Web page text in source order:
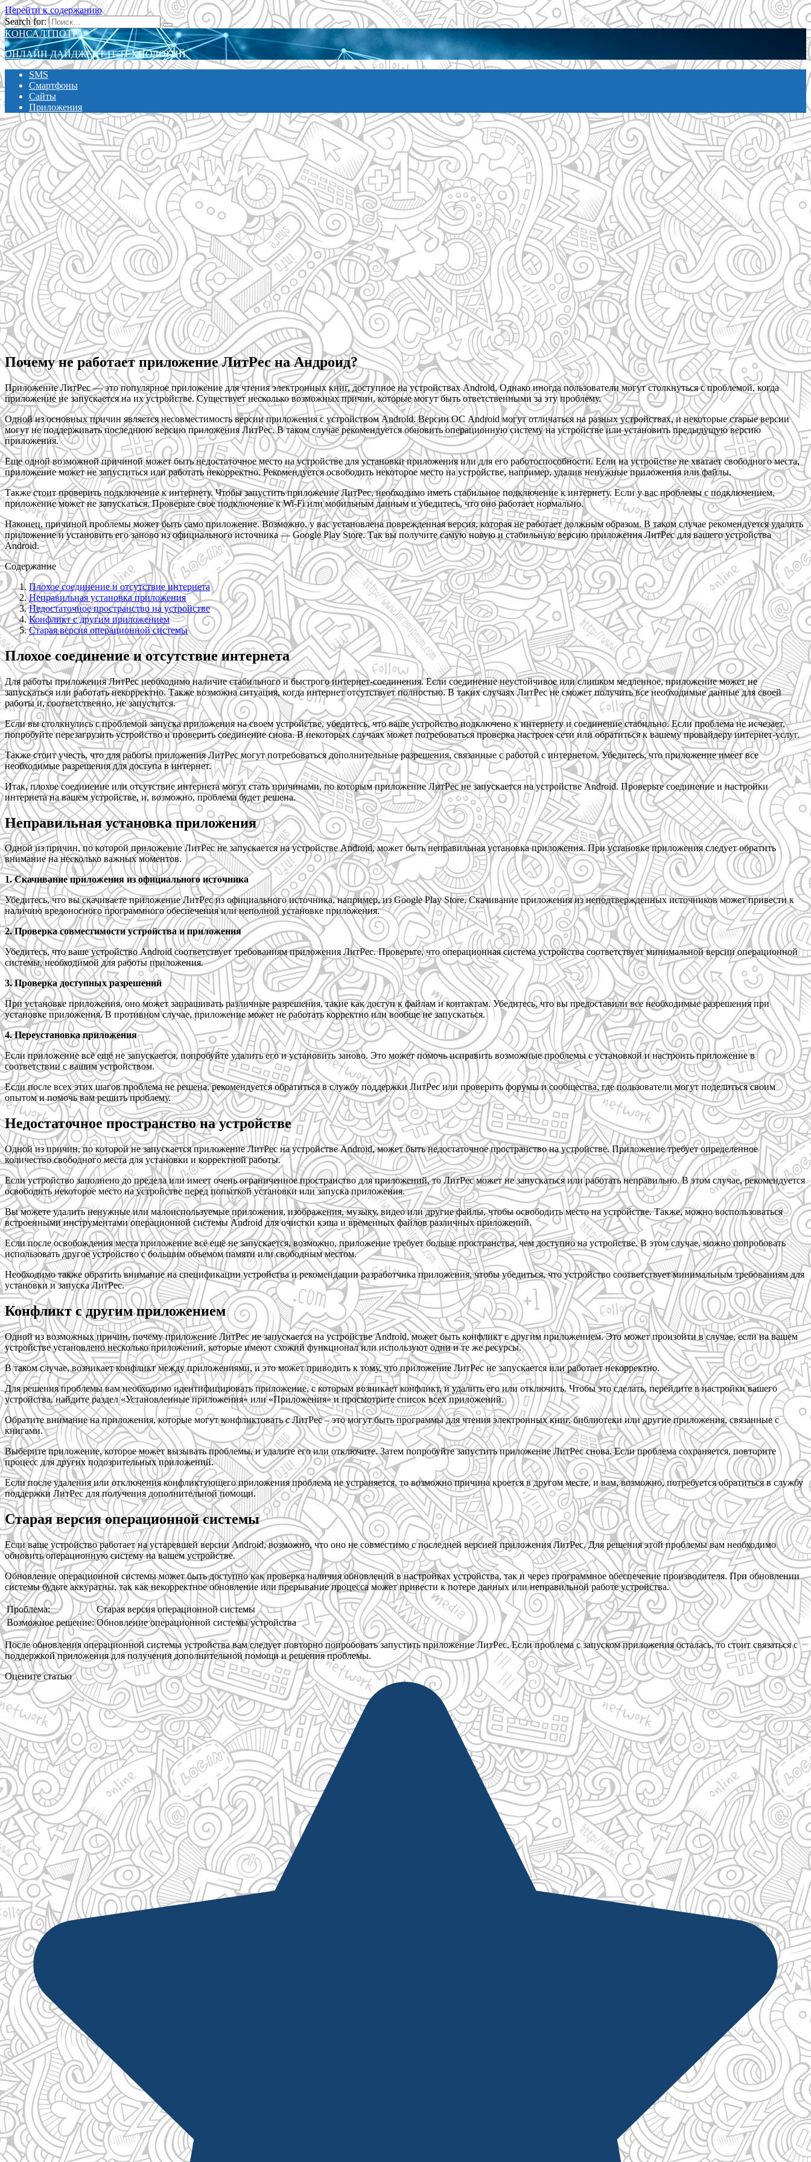
Перейти к содержанию
Search for:
КОНСАЛТПОТРА
ОНЛАЙН ДАЙДЖЕСТ IT-ТЕХНОЛОГИЙ
SMS
Смартфоны
Сайты
Приложения
Почему не работает приложение ЛитРес на Андроид?
Приложение ЛитРес — это популярное приложение для чтения электронных книг, доступное на устройствах Android. Однако иногда пользователи могут столкнуться с проблемой, когда
приложение не запускается на их устройстве. Существует несколько возможных причин, которые могут быть ответственными за эту проблему.
Одной из основных причин является несовместимость версии приложения с устройством Android. Версии ОС Android могут отличаться на разных устройствах, и некоторые старые версии
могут не поддерживать последнюю версию приложения ЛитРес. В таком случае рекомендуется обновить операционную систему на устройстве или установить предыдущую версию
приложения.
Еще одной возможной причиной может быть недостаточное место на устройстве для установки приложения или для его работоспособности. Если на устройстве не хватает свободного места,
приложение может не запуститься или работать некорректно. Рекомендуется освободить некоторое место на устройстве, например, удалив ненужные приложения или файлы.
Также стоит проверить подключение к интернету. Чтобы запустить приложение ЛитРес, необходимо иметь стабильное подключение к интернету. Если у вас проблемы с подключением,
приложение может не запускаться. Проверьте свое подключение к Wi-Fi или мобильным данным и убедитесь, что оно работает нормально.
Наконец, причиной проблемы может быть само приложение. Возможно, у вас установлена поврежденная версия, которая не работает должным образом. В таком случае рекомендуется удалить
приложение и установить его заново из официального источника — Google Play Store. Так вы получите самую новую и стабильную версию приложения ЛитРес для вашего устройства
Android.
Содержание
Плохое соединение и отсутствие интернета
Неправильная установка приложения
Недостаточное пространство на устройстве
Конфликт с другим приложением
Старая версия операционной системы
Плохое соединение и отсутствие интернета
Для работы приложения ЛитРес необходимо наличие стабильного и быстрого интернет-соединения. Если соединение неустойчивое или слишком медленное, приложение может не
запускаться или работать некорректно. Также возможна ситуация, когда интернет отсутствует полностью. В таких случаях ЛитРес не сможет получить все необходимые данные для своей
работы и, соответственно, не запустится.
Если вы столкнулись с проблемой запуска приложения на своем устройстве, убедитесь, что ваше устройство подключено к интернету и соединение стабильно. Если проблема не исчезает,
попробуйте перезагрузить устройство и проверить соединение снова. В некоторых случаях может потребоваться проверка настроек сети или обратиться к вашему провайдеру интернет-услуг.
Также стоит учесть, что для работы приложения ЛитРес могут потребоваться дополнительные разрешения, связанные с работой с интернетом. Убедитесь, что приложение имеет все
необходимые разрешения для доступа в интернет.
Итак, плохое соединение или отсутствие интернета могут стать причинами, по которым приложение ЛитРес не запускается на устройстве Android. Проверьте соединение и настройки
интернета на вашем устройстве, и, возможно, проблема будет решена.
Неправильная установка приложения
Одной из причин, по которой приложение ЛитРес не запускается на устройстве Android, может быть неправильная установка приложения. При установке приложения следует обратить
внимание на несколько важных моментов.
1. Скачивание приложения из официального источника
Убедитесь, что вы скачиваете приложение ЛитРес из официального источника, например, из Google Play Store. Скачивание приложения из неподтвержденных источников может привести к
наличию вредоносного программного обеспечения или неполной установке приложения.
2. Проверка совместимости устройства и приложения
Убедитесь, что ваше устройство Android соответствует требованиям приложения ЛитРес. Проверьте, что операционная система устройства соответствует минимальной версии операционной
системы, необходимой для работы приложения.
3. Проверка доступных разрешений
При установке приложения, оно может запрашивать различные разрешения, такие как доступ к файлам и контактам. Убедитесь, что вы предоставили все необходимые разрешения при
установке приложения. В противном случае, приложение может не работать корректно или вообще не запускаться.
4. Переустановка приложения
Если приложение всё ещё не запускается, попробуйте удалить его и установить заново. Это может помочь исправить возможные проблемы с установкой и настроить приложение в
соответствии с вашим устройством.
Если после всех этих шагов проблема не решена, рекомендуется обратиться в службу поддержки ЛитРес или проверить форумы и сообщества, где пользователи могут поделиться своим
опытом и помочь вам решить проблему.
Недостаточное пространство на устройстве
Одной из причин, по которой не запускается приложение ЛитРес на устройстве Android, может быть недостаточное пространство на устройстве. Приложение требует определенное
количество свободного места для установки и корректной работы.
Если устройство заполнено до предела или имеет очень ограниченное пространство для приложений, то ЛитРес может не запускаться или работать неправильно. В этом случае, рекомендуется
освободить некоторое место на устройстве перед попыткой установки или запуска приложения.
Вы можете удалить ненужные или малоиспользуемые приложения, изображения, музыку, видео или другие файлы, чтобы освободить место на устройстве. Также, можно воспользоваться
встроенными инструментами операционной системы Android для очистки кэша и временных файлов различных приложений.
Если после освобождения места приложение всё ещё не запускается, возможно, приложение требует больше пространства, чем доступно на устройстве. В этом случае, можно попробовать
использовать другое устройство с большим объемом памяти или свободным местом.
Необходимо также обратить внимание на спецификации устройства и рекомендации разработчика приложения, чтобы убедиться, что устройство соответствует минимальным требованиям для
установки и запуска ЛитРес.
Конфликт с другим приложением
Одной из возможных причин, почему приложение ЛитРес не запускается на устройстве Android, может быть конфликт с другим приложением. Это может произойти в случае, если на вашем
устройстве установлено несколько приложений, которые имеют схожий функционал или используют одни и те же ресурсы.
В таком случае, возникает конфликт между приложениями, и это может приводить к тому, что приложение ЛитРес не запускается или работает некорректно.
Для решения проблемы вам необходимо идентифицировать приложение, с которым возникает конфликт, и удалить его или отключить. Чтобы это сделать, перейдите в настройки вашего
устройства, найдите раздел «Установленные приложения» или «Приложения» и просмотрите список всех приложений.
Обратите внимание на приложения, которые могут конфликтовать с ЛитРес – это могут быть программы для чтения электронных книг, библиотеки или другие приложения, связанные с
книгами.
Выберите приложение, которое может вызывать проблемы, и удалите его или отключите. Затем попробуйте запустить приложение ЛитРес снова. Если проблема сохраняется, повторите
процесс для других подозрительных приложений.
Если после удаления или отключения конфликтующего приложения проблема не устраняется, то возможно причина кроется в другом месте, и вам, возможно, потребуется обратиться в службу
поддержки ЛитРес для получения дополнительной помощи.
Старая версия операционной системы
Если ваше устройство работает на устаревшей версии Android, возможно, что оно не совместимо с последней версией приложения ЛитРес. Для решения этой проблемы вам необходимо
обновить операционную систему на вашем устройстве.
Обновление операционной системы может быть доступно как проверка наличия обновлений в настройках устройства, так и через программное обеспечение производителя. При обновлении
системы будьте аккуратны, так как некорректное обновление или прерывание процесса может привести к потере данных или неправильной работе устройства.
Проблема:
Старая версия операционной системы
Возможное решение: Обновление операционной системы устройства
После обновления операционной системы устройства вам следует повторно попробовать запустить приложение ЛитРес. Если проблема с запуском приложения осталась, то стоит связаться с
поддержкой приложения для получения дополнительной помощи и решения проблемы.
Оцените статью